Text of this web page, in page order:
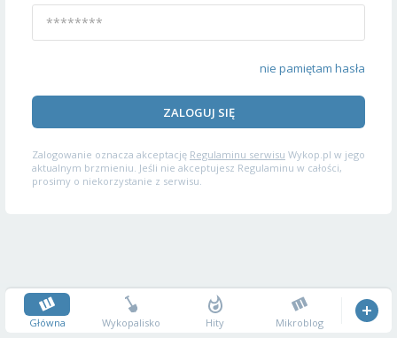
nie pamiętam hasła
ZALOGUJ SIĘ
Zalogowanie oznacza akceptację Regulaminu serwisu Wykop.pl w jego
aktualnym brzmieniu. Jeśli nie akceptujesz Regulaminu w całości,
prosimy o niekorzystanie z serwisu.
Główna Wykopalisko Hity Mikroblog